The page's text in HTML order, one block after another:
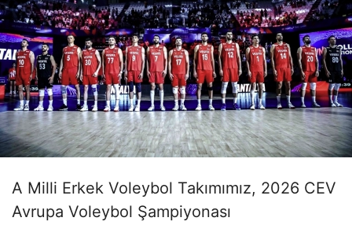
A Milli Erkek Voleybol Takımımız, 2026 CEV
Avrupa Voleybol Şampiyonası